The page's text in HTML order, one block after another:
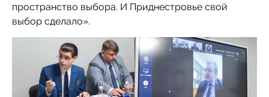
пространство выбора. И Приднестровье свой
выбор сделало».